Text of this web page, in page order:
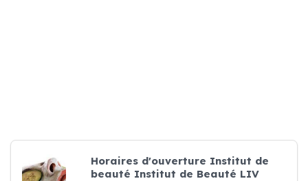
Horaires d'ouverture Institut de
beauté Institut de Beauté LIV